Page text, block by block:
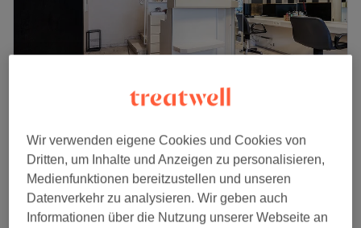
4,7
293 Bewertungen
Tegel, Berlin
Auf Karte anzeigen
Damen - Ansatzfarbe mit Alfaparf Milano
Nature-vegane coloration
1 Std.
Wir verwenden eigene Cookies und Cookies von
Dritten, um Inhalte und Anzeigen zu personalisieren,
Medienfunktionen bereitzustellen und unseren
Datenverkehr zu analysieren. Wir geben auch
Informationen über die Nutzung unserer Webseite an